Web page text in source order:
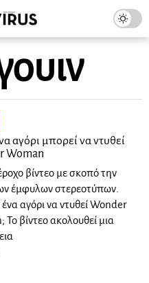
αγόρι μπορεί να ντυθεί
Woman
βίντεο με σκοπό την
έμφυλων στερεοτύπων.
αγόρι να ντυθεί Wonder
Το βίντεο ακολουθεί μια